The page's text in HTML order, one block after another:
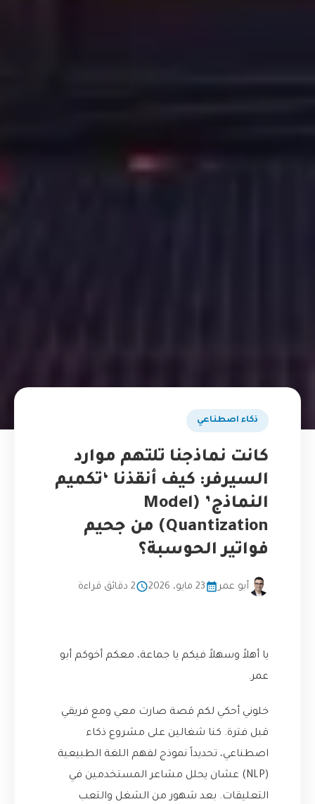
ذكاء اصطناعي
كانت نماذجنا تلتهم موارد
السيرفر: كيف أنقذنا ‘تكميم
النماذج’ (Model
Quantization) من جحيم
فواتير الحوسبة؟
أبو عمر 23 مايو، 2026 2 دقائق قراءة
يا أهلاً وسهلاً فيكم يا جماعة، معكم أخوكم أبو
عمر.
خلوني أحكي لكم قصة صارت معي ومع فريقي
قبل فترة. كنا شغالين على مشروع ذكاء
اصطناعي، تحديداً نموذج لفهم اللغة الطبيعية
(NLP) عشان يحلل مشاعر المستخدمين في
التعليقات. بعد شهور من الشغل والتعب